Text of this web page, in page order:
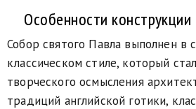
Особенности
Собор святого Павла выполнен в
классическом стиле, который
творческого осмысления
традиций английской готики,